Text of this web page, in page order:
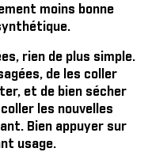
moins bonne
rien de plus simple.
de les coller
et de bien sécher
les nouvelles
Bien appuyer sur
usage.